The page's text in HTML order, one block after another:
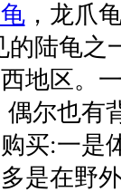
，龙爪
的陆龟之
地区。
尔也有
买:一是
是在野